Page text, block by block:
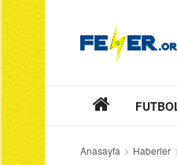
Anasayfa Haberler